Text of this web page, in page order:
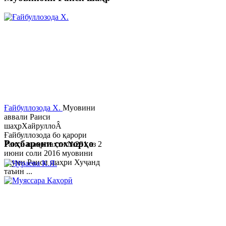
Ғайбуллозода Х. Муовини
аввали Раиси
шаҳрХайруллоÂ
Ғайбуллозода бо қарори
Раиси шаҳр таҳти №281 аз 2
июни соли 2016 муовини
якуми Раиси шаҳри Хуҷанд
таъин ...
Роҳбарони сохторҳо